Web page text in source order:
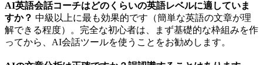
AI英語会話コーチはどのくらいの英語レベルに適していま
すか？ 中級以上に最も効果的です（簡単な英語の文章が理
解できる程度）。完全な初心者は、まず基礎的な枠組みを作
ってから、AI会話ツールを使うことをお勧めします。